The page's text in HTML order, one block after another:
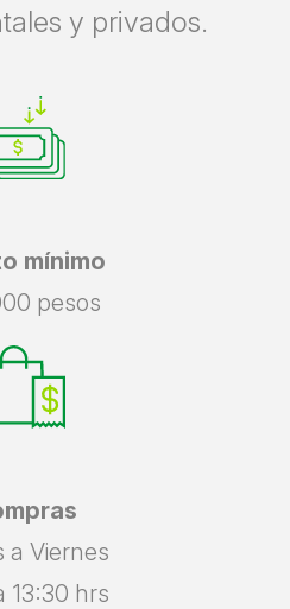
y privados.
mínimo
pesos
a Viernes
13:30 hrs